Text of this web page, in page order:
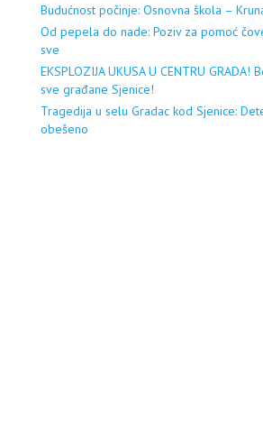
Budućnost počinje: Osnovna škola –
Od pepela do nade: Poziv za pomoć
sve
EKSPLOZIJA UKUSA U CENTRU GRADA!
sve građane Sjenice!
Tragedija u selu Gradac kod Sjenice:
obešeno